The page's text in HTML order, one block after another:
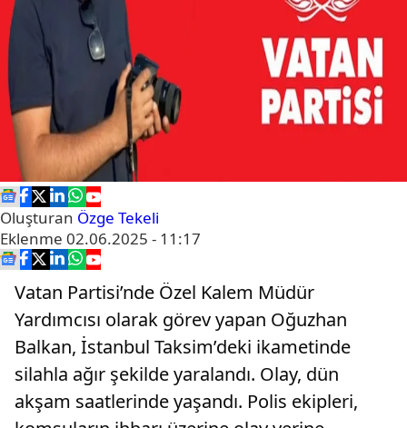
Oluşturan Özge Tekeli
Eklenme 02.06.2025 - 11:17
Vatan Partisi’nde Özel Kalem Müdür
Yardımcısı olarak görev yapan Oğuzhan
Balkan, İstanbul Taksim’deki ikametinde
silahla ağır şekilde yaralandı. Olay, dün
akşam saatlerinde yaşandı. Polis ekipleri,